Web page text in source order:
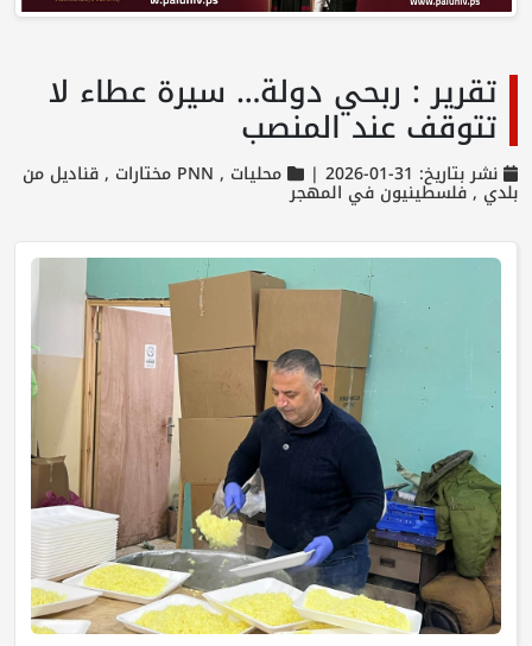
تقرير : ربحي دولة… سيرة عطاء لا
تتوقف عند المنصب
نشر بتاريخ: 31-01-2026 | محليات , PNN مختارات , قناديل من
بلدي ,فلسطينيون في المهجر